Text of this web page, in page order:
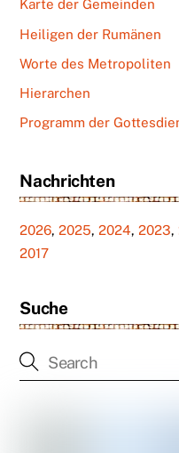
Karte der Gemeinden
Heiligen der Rumänen
Worte des Metropoliten
Hierarchen
Programm der
Nachrichten
2026,2025,2024,2023,
2017
Suche